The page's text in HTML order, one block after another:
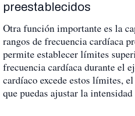
preestablecidos
Otra función importante es la
rangos de frecuencia cardíaca
permite establecer límites
frecuencia cardíaca durante el
cardíaco excede estos límites,
que puedas ajustar la